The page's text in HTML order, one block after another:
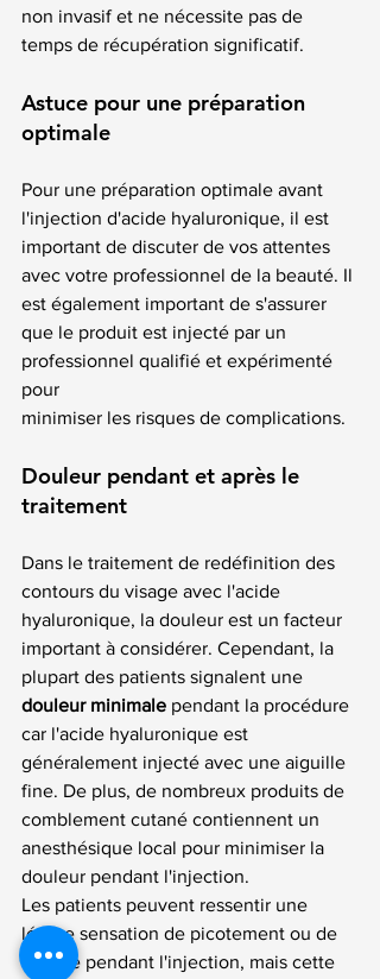
non invasif et ne nécessite pas de
temps de récupération significatif.
Astuce pour une préparation
optimale
Pour une préparation optimale avant
l'injection d'acide hyaluronique, il est
important de discuter de vos attentes
avec votre professionnel de la beauté. Il
est également important de s'assurer
que le produit est injecté par un
professionnel qualifié et expérimenté
pour
minimiser les risques de complications.
Douleur pendant et après le
traitement
Dans le traitement de redéfinition des
contours du visage avec l'acide
hyaluronique, la douleur est un facteur
important à considérer. Cependant, la
plupart des patients signalent une
douleur minimale pendant la procédure
car l'acide hyaluronique est
généralement injecté avec une aiguille
fine. De plus, de nombreux produits de
comblement cutané contiennent un
anesthésique local pour minimiser la
douleur pendant l'injection.
Les patients peuvent ressentir une
légère sensation de picotement ou de
brûlure pendant l'injection, mais cette